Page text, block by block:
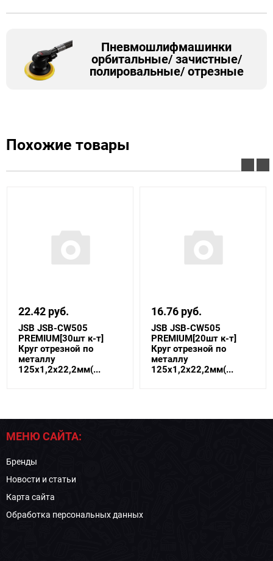
Пневмошлифмашинки
орбитальные/ зачистные/
полировальные/ отрезные
Похожие товары
22.42 руб.
JSB JSB-CW505
PREMIUM[30шт к-т]
Круг отрезной по
металлу
125x1,2x22,2мм(...
16.76 руб.
JSB JSB-CW505
PREMIUM[20шт к-т]
Круг отрезной по
металлу
125x1,2x22,2мм(...
МЕНЮ САЙТА:
Бренды
Новости и статьи
Карта сайта
Обработка персональных данных